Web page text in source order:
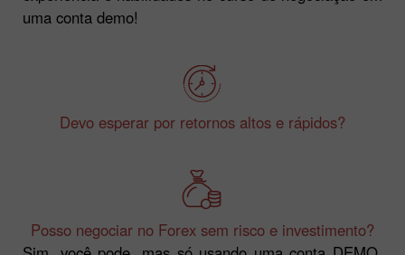
e ler livros, então você pode acumular conhecimento,